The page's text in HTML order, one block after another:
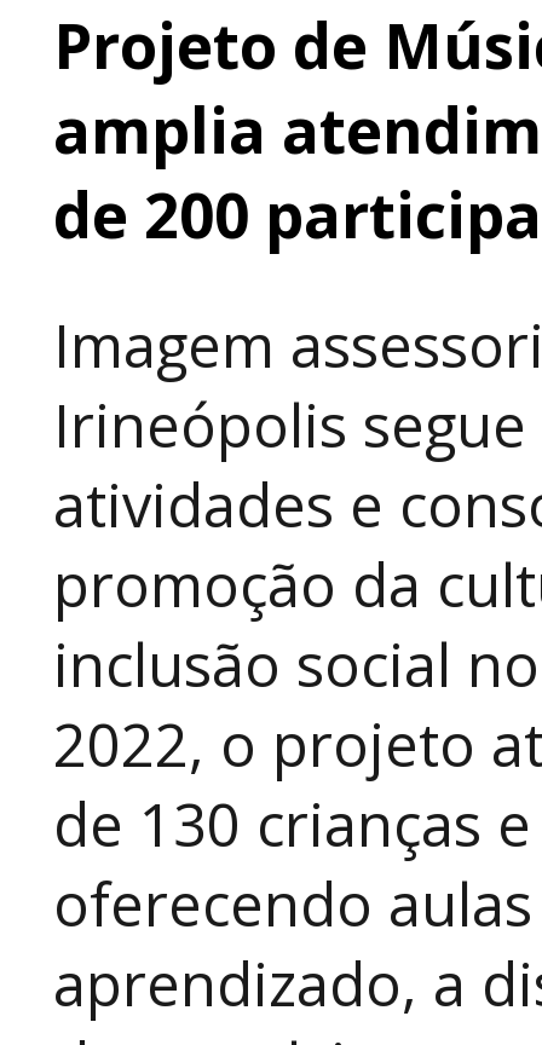
Projeto de
amplia
de 200
Imagem
Irineópolis
atividades e
promoção da
inclusão social
2022, o projeto
de 130 crianças
oferecendo
aprendizado, a